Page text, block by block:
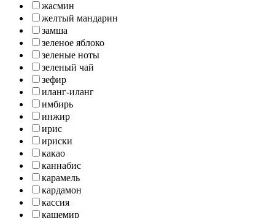
жасмин
желтый мандарин
замша
зеленое яблоко
зеленые ноты
зеленый чай
зефир
иланг-иланг
имбирь
инжир
ирис
ириски
какао
каннабис
карамель
кардамон
кассия
кашемир